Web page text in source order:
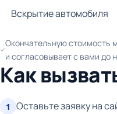
Вскрытие автомобиля
Окончательную стоимость
и согласовывает с вами до
Как
1
Оставьте заявку на